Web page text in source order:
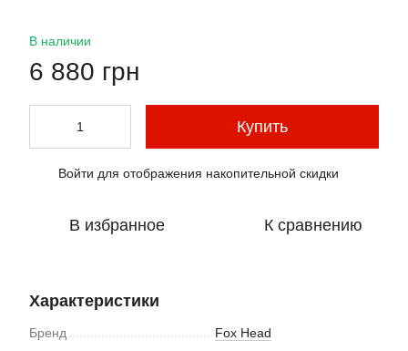
В наличии
6 880 грн
Купить
Войти для отображения накопительной скидки
В избранное К сравнению
Характеристики
Бренд Fox Head